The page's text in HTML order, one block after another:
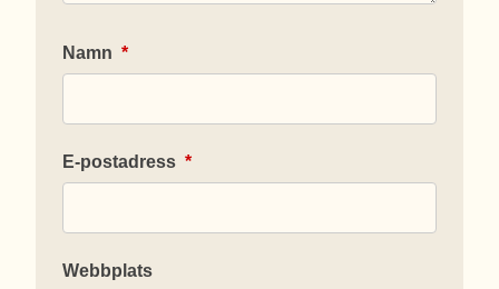
Namn *
E-postadress *
Webbplats